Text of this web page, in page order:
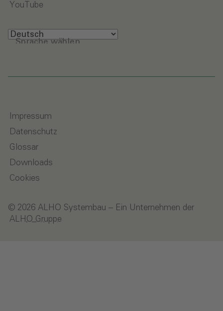
YouTube
Sprache wählen
Impressum
Datenschutz
Glossar
Downloads
Cookies
© 2026 ALHO Systembau – Ein Unternehmen der
ALHO Gruppe